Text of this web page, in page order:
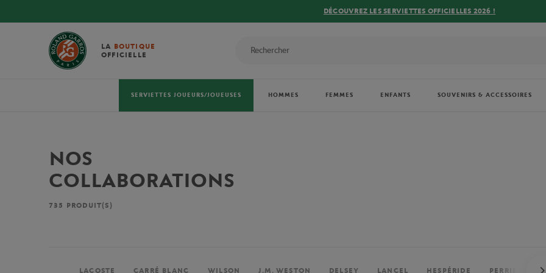
DÉCOUVREZ LES SERVIETTES OFFICIELLES 2026 !
LA BOUTIQUE
OFFICIELLE
SERVIETTES JOUEURS/JOUEUSES HOMMES FEMMES ENFANTS SOUVENIRS & ACCESSOIRES
NOS
COLLABORATIONS
735 PRODUIT(S)
LACOSTE CARRÉ BLANC WILSON J.M. WESTON DELSEY LANCEL HESPÉRIDE PERRIER